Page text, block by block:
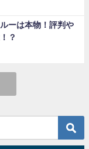
ーは本物！評判や
？